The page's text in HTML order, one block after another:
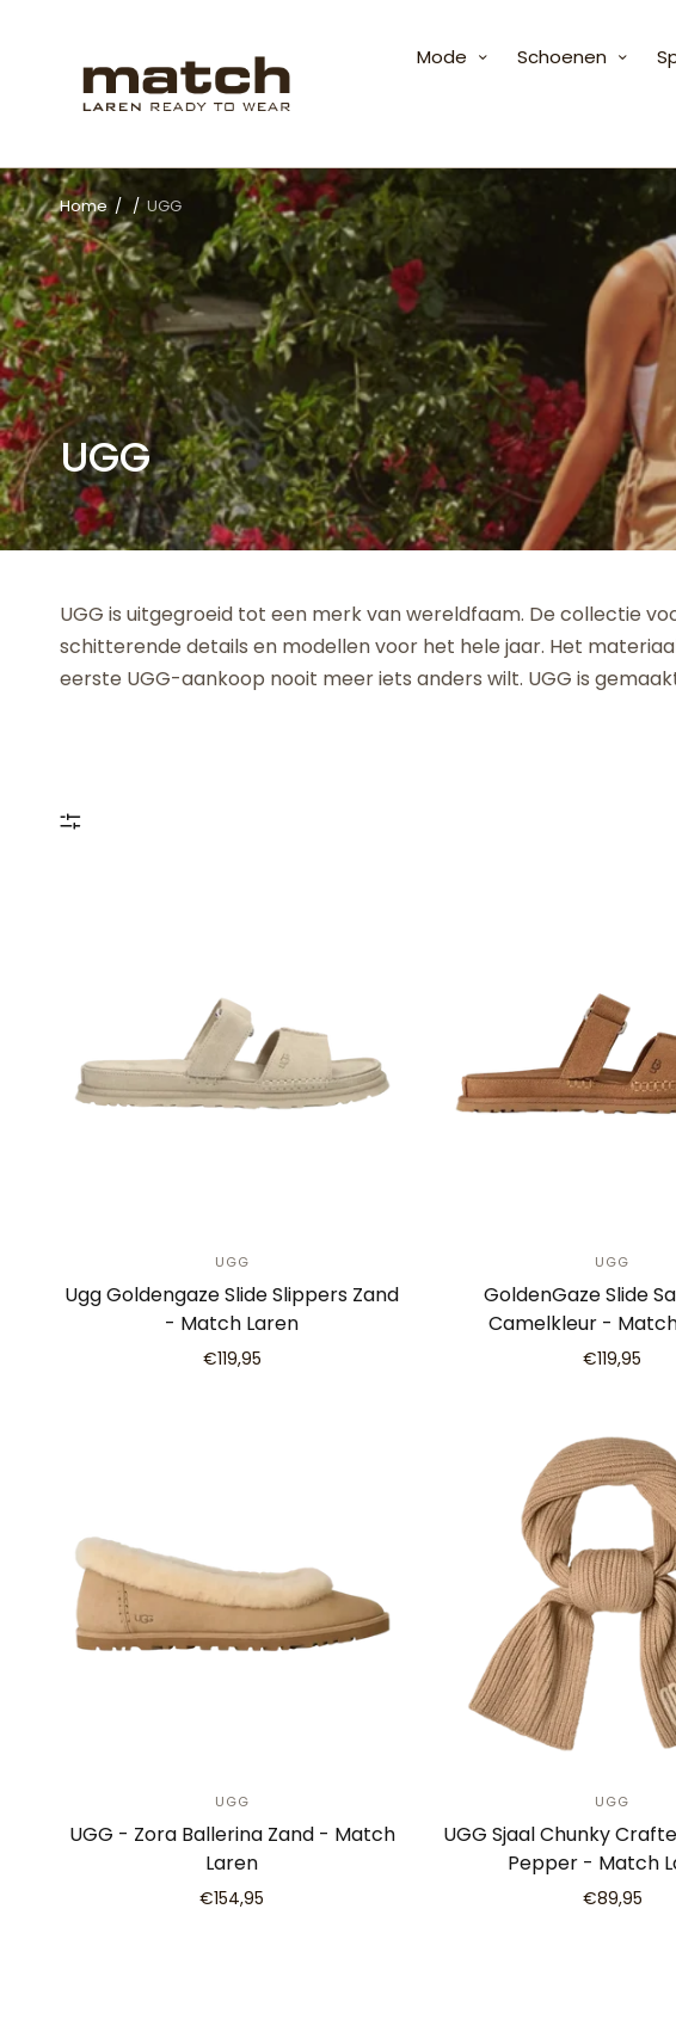
Mode Schoenen
Home / / UGG
UGG
UGG is uitgegroeid tot een merk van wereldfaam. De collectie
schitterende details en modellen voor het hele jaar. Het
eerste UGG-aankoop nooit meer iets anders wilt. UGG is
UGG
Ugg Goldengaze Slide Slippers Zand
- Match Laren
€119,95
UGG
GoldenGaze Slide
Camelkleur -
€119,95
UGG
UGG - Zora Ballerina Zand - Match
Laren
€154,95
UGG
UGG Sjaal Chunky
Pepper - Match
€89,95